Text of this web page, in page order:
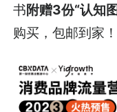
书附赠3份“认知
购买，包邮到家！